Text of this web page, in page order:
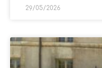
29/05/2026